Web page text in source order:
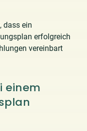
dass ein
erfolgreich
vereinbart
einem